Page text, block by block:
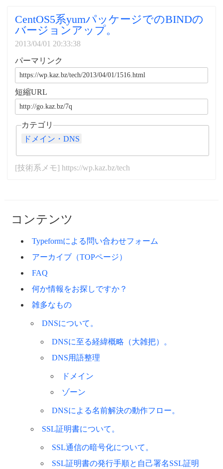
CentOS5系yumパッケージでのBINDの
バージョンアップ。
2013/04/01 20:33:38
パーマリンク
短縮URL
カテゴリ
ドメイン・DNS
[技術系メモ] https://wp.kaz.bz/tech
コンテンツ
Typeformによる問い合わせフォーム
アーカイブ（TOPページ）
FAQ
何か情報をお探しですか？
雑多なもの
DNSについて。
DNSに至る経緯概略（大雑把）。
DNS用語整理
ドメイン
ゾーン
DNSによる名前解決の動作フロー。
SSL証明書について。
SSL通信の暗号化について。
SSL証明書の発行手順と自己署名SSL証明